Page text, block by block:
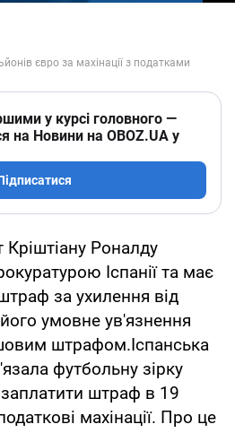
у курсі головного —
на Новини на OBOZ.UA у
Кріштіану Роналду
Іспанії та має
за ухилення від
умовне ув'язнення
штрафом.Іспанська
футбольну зірку
штраф в 19
махінації. Про це